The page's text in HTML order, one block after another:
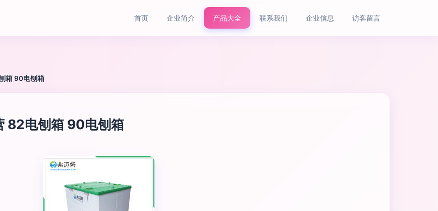
首页 企业简介 产品大全 联系我们 企业信息 访客留言
箱 90电刨箱
82电刨箱 90电刨箱